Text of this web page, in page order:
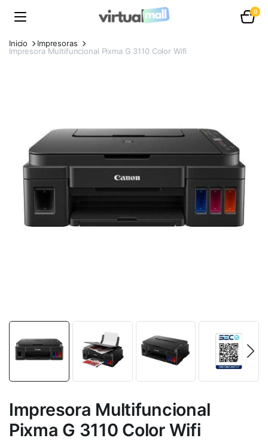
0
Inicio
Impresoras
Impresora Multifuncional Pixma G 3110 Color Wifi
Impresora Multifuncional
Pixma G 3110 Color Wifi